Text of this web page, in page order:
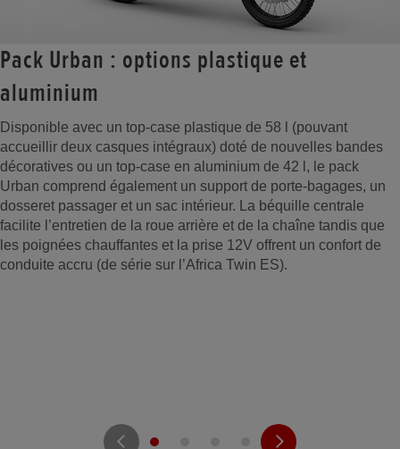
Pack Urban : options plastique et
aluminium
Disponible avec un top-case plastique de 58 l (pouvant
accueillir deux casques intégraux) doté de nouvelles bandes
décoratives ou un top-case en aluminium de 42 l, le pack
Urban comprend également un support de porte-bagages, un
dosseret passager et un sac intérieur. La béquille centrale
facilite l’entretien de la roue arrière et de la chaîne tandis que
les poignées chauffantes et la prise 12V offrent un confort de
conduite accru (de série sur l’Africa Twin ES).